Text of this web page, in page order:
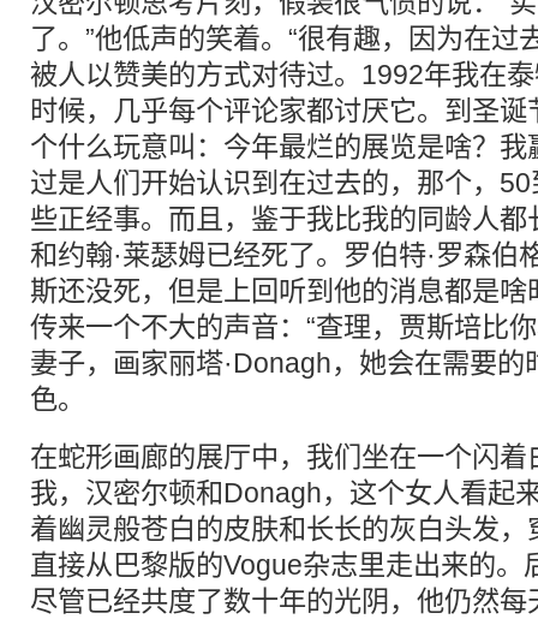
了。”他低声的笑着。“很有趣，因为在过
被人以赞美的方式对待过。1992年我在
时候，几乎每个评论家都讨厌它。到圣
个什么玩意叫：今年最烂的展览是啥？
过是人们开始认识到在过去的，那个，
些正经事。而且，鉴于我比我的同龄人都
和约翰·莱瑟姆已经死了。罗伯特·罗森伯
斯还没死，但是上回听到他的消息都是啥
传来一个不大的声音：“查理，贾斯培比
妻子，画家丽塔·Donagh，她会在需要
色。
在蛇形画廊的展厅中，我们坐在一个闪
我，汉密尔顿和Donagh，这个女人看起
着幽灵般苍白的皮肤和长长的灰白头发
直接从巴黎版的Vogue杂志里走出来的。
尽管已经共度了数十年的光阴，他仍然